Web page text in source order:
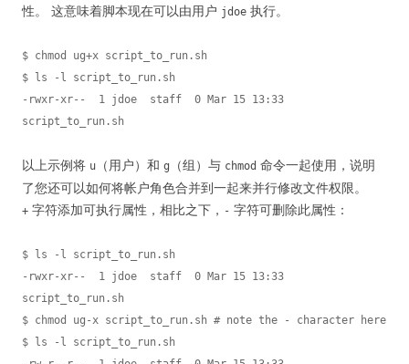
性。 这意味着脚本现在可以由用户 jdoe 执行。
$ chmod ug+x script_to_run.sh
$ ls -l script_to_run.sh
-rwxr-xr--  1 jdoe  staff  0 Mar 15 13:33
以上示例将 u （用户）和 g （组）与 chmod 命令一起使用，说明
了您还可以如何将帐户角色合并到一起来并行修改文件权限。
+ 字符添加可执行属性，相比之下， - 字符可删除此属性：
$ ls -l script_to_run.sh
-rwxr-xr--  1 jdoe  staff  0 Mar 15 13:33
script_to_run.sh
$ chmod ug-x script_to_run.sh # note the - character here
$ ls -l script_to_run.sh